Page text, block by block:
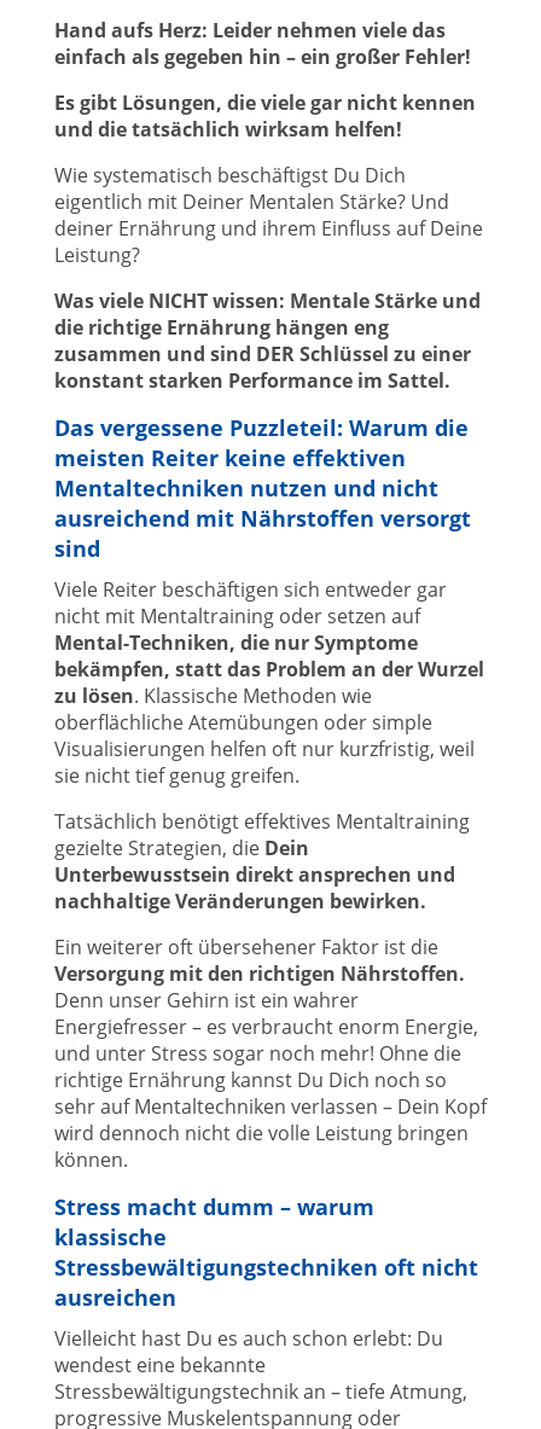
Hand aufs Herz: Leider nehmen viele das
einfach als gegeben hin – ein großer Fehler!
Es gibt Lösungen, die viele gar nicht kennen
und die tatsächlich wirksam helfen!
Wie systematisch beschäftigst Du Dich
eigentlich mit Deiner Mentalen Stärke? Und
deiner Ernährung und ihrem Einfluss auf Deine
Leistung?
Was viele NICHT wissen: Mentale Stärke und
die richtige Ernährung hängen eng
zusammen und sind DER Schlüssel zu einer
konstant starken Performance im Sattel.
Das vergessene Puzzleteil: Warum die
meisten Reiter keine effektiven
Mentaltechniken nutzen und nicht
ausreichend mit Nährstoffen versorgt
sind
Viele Reiter beschäftigen sich entweder gar
nicht mit Mentaltraining oder setzen auf
Mental-Techniken, die nur Symptome
bekämpfen, statt das Problem an der Wurzel
zu lösen. Klassische Methoden wie
oberflächliche Atemübungen oder simple
Visualisierungen helfen oft nur kurzfristig, weil
sie nicht tief genug greifen.
Tatsächlich benötigt effektives Mentaltraining
gezielte Strategien, die Dein
Unterbewusstsein direkt ansprechen und
nachhaltige Veränderungen bewirken.
Ein weiterer oft übersehener Faktor ist die
Versorgung mit den richtigen Nährstoffen.
Denn unser Gehirn ist ein wahrer
Energiefresser – es verbraucht enorm Energie,
und unter Stress sogar noch mehr! Ohne die
richtige Ernährung kannst Du Dich noch so
sehr auf Mentaltechniken verlassen – Dein Kopf
wird dennoch nicht die volle Leistung bringen
können.
Stress macht dumm – warum
klassische
Stressbewältigungstechniken oft nicht
ausreichen
Vielleicht hast Du es auch schon erlebt: Du
wendest eine bekannte
Stressbewältigungstechnik an – tiefe Atmung,
progressive Muskelentspannung oder